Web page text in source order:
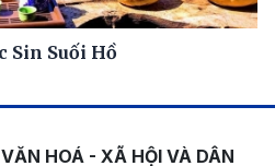
Sin Suối Hồ
HOÁ - XÃ HỘI VÀ DÂN